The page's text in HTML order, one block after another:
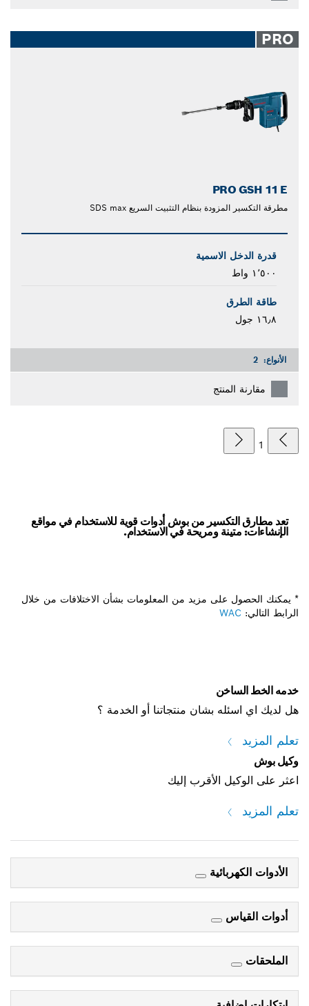
PRO
PRO GSH 11 E
مطرقة التكسير المزودة بنظام التثبيت السريع SDS max
قدرة الدخل الاسمية
١٬٥٠٠ واط
طاقة الطرق
١٦٫٨ جول
الأنواع: 2
مقارنة المنتج
1
تعد مطارق التكسير من بوش أدوات قوية للاستخدام في مواقع
الإنشاءات: متينة ومريحة في الاستخدام.
* يمكنك الحصول على مزيد من المعلومات بشأن الاختلافات من خلال
الرابط التالي: WAC
خدمه الخط الساخن
هل لديك اي اسئله بشان منتجاتنا أو الخدمة ؟
تعلم المزيد
وكيل بوش
اعثر على الوكيل الأقرب إليك
تعلم المزيد
الأدوات الكهربائية
أدوات القياس
الملحقات